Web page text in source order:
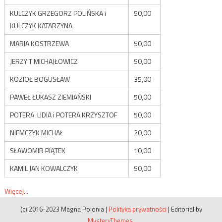
KULCZYK GRZEGORZ POLIŃSKA i
KULCZYK KATARZYNA
50,00
MARIA KOSTRZEWA
50,00
JERZY T MICHAJŁOWICZ
50,00
KOZIOŁ BOGUSŁAW
35,00
PAWEŁ ŁUKASZ ZIEMIAŃSKI
50,00
POTERA LIDIA i POTERA KRZYSZTOF
50,00
NIEMCZYK MICHAŁ
20,00
SŁAWOMIR PIĄTEK
10,00
KAMIL JAN KOWALCZYK
50,00
Więcej...
(c) 2016-2023 Magna Polonia | Polityka prywatności | Editorial by